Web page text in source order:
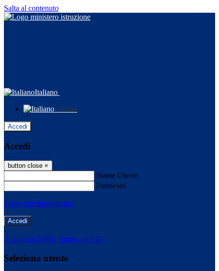
Salta al contenuto
Italiano
Italiano
Accedi
Accedi
button close ×
Nome Utente
Password
Password dimenticata?
-
Entra con SPID Entra con CIE
Seleziona utente